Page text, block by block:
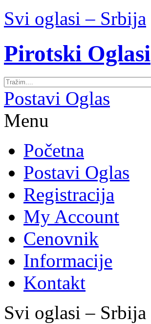
Svi oglasi – Srbija
Pirotski Oglasi
Postavi Oglas
Menu
Početna
Postavi Oglas
Registracija
My Account
Cenovnik
Informacije
Kontakt
Svi oglasi – Srbija